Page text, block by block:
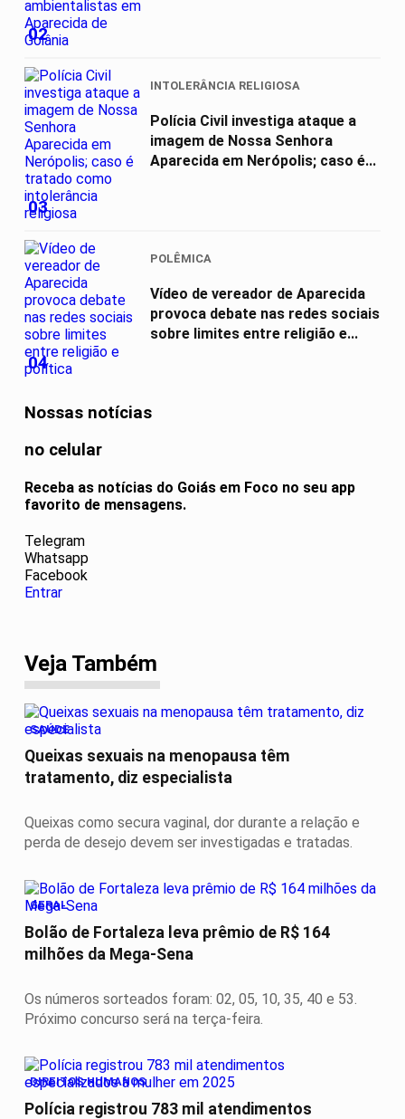
02
03
INTOLERÂNCIA RELIGIOSA
Polícia Civil investiga ataque a
imagem de Nossa Senhora
Aparecida em Nerópolis; caso é...
04
POLÊMICA
Vídeo de vereador de Aparecida
provoca debate nas redes sociais
sobre limites entre religião e...
Nossas notícias
no celular
Receba as notícias do Goiás em Foco no seu app
favorito de mensagens.
Telegram
Whatsapp
Facebook
Entrar
Veja Também
SAÚDE
Queixas sexuais na menopausa têm
tratamento, diz especialista
Queixas como secura vaginal, dor durante a relação e
perda de desejo devem ser investigadas e tratadas.
GERAL
Bolão de Fortaleza leva prêmio de R$ 164
milhões da Mega-Sena
Os números sorteados foram: 02, 05, 10, 35, 40 e 53.
Próximo concurso será na terça-feira.
DIREITOS HUMANOS
Polícia registrou 783 mil atendimentos